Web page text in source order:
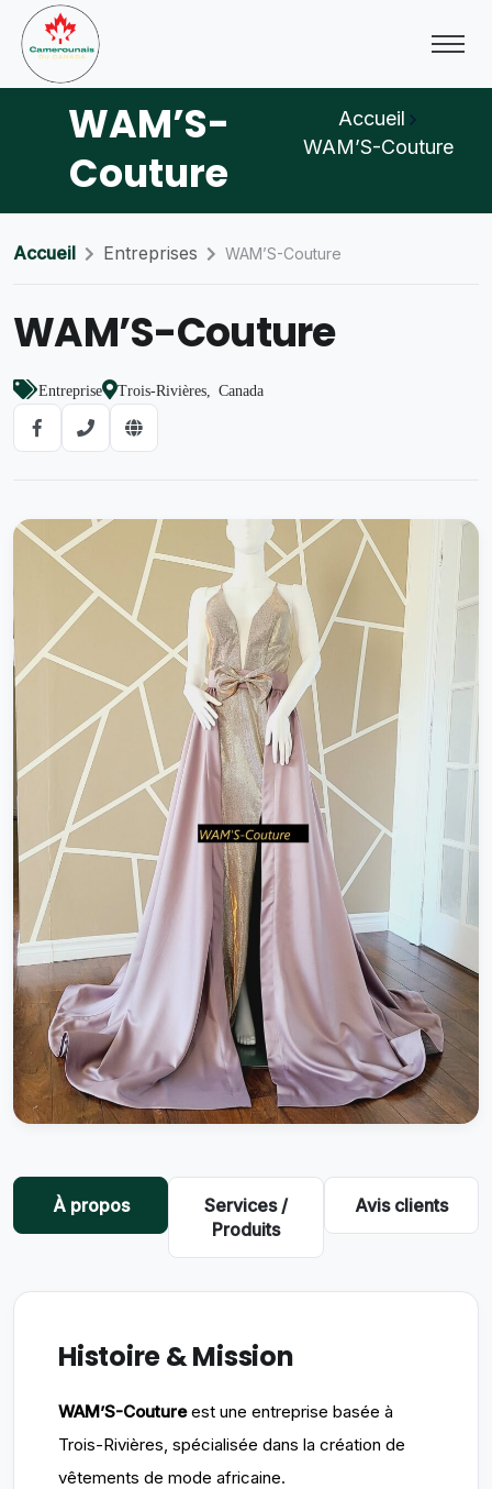
WAM’S-
Couture
Accueil
WAM’S-Couture
Accueil Entreprises WAM’S-Couture
WAM’S-Couture
Entreprise Trois-Rivières, Canada
À propos
Services /
Produits
Avis clients
Histoire & Mission
WAM’S-Coutureest une entreprise basée à
Trois-Rivières, spécialisée dans la création de
vêtements de mode africaine.